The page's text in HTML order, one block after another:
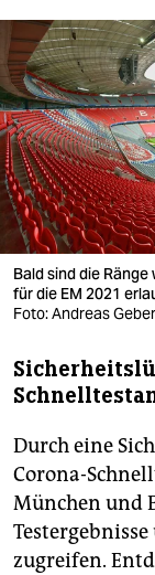
sport
berlin
nord
wahrheit
verlag
verlag
veranstaltungen
fragen & hilfe
abo
genossenschaft
epaper login
Bald sind die
für die EM 2021
Foto: Andreas
Durch eine
Corona-
München und
zugreifen.